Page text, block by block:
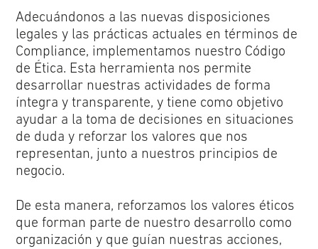
Adecuándonos a las nuevas disposiciones
legales y las prácticas actuales en términos de
Compliance, implementamos nuestro Código
de Ética. Esta herramienta nos permite
desarrollar nuestras actividades de forma
íntegra y transparente, y tiene como objetivo
ayudar a la toma de decisiones en situaciones
de duda y reforzar los valores que nos
representan, junto a nuestros principios de
negocio.
De esta manera, reforzamos los valores éticos
que forman parte de nuestro desarrollo como
organización y que guían nuestras acciones,